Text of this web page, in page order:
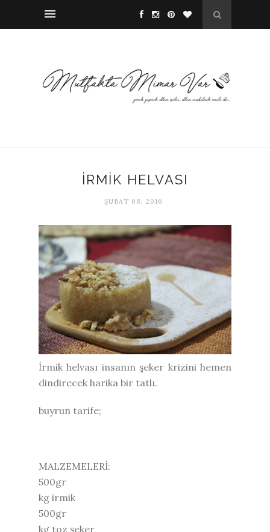
İRMİK HELVASI
ŞUBAT 08, 2016
İrmik helvası insanın şeker krizini hemen
dindirecek harika bir tatlı.
buyrun tarife;
MALZEMELERİ:
500gr
kg irmik
500gr
kg toz şeker